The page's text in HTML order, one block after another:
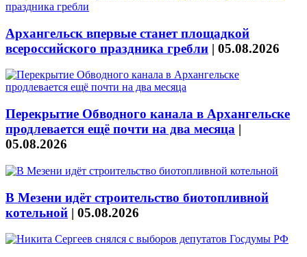
Архангельск впервые станет площадкой
всероссийского праздника гребли | 05.08.2026
Перекрытие Обводного канала в Архангельске
продлевается ещё почти на два месяца |
05.08.2026
В Мезени идёт строительство биотопливной
котельной | 05.08.2026